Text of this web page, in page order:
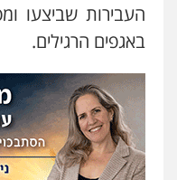
אבי
פלילי
עו"ד
פלילי
העבירות שביצעו
באגפים הרגילים.